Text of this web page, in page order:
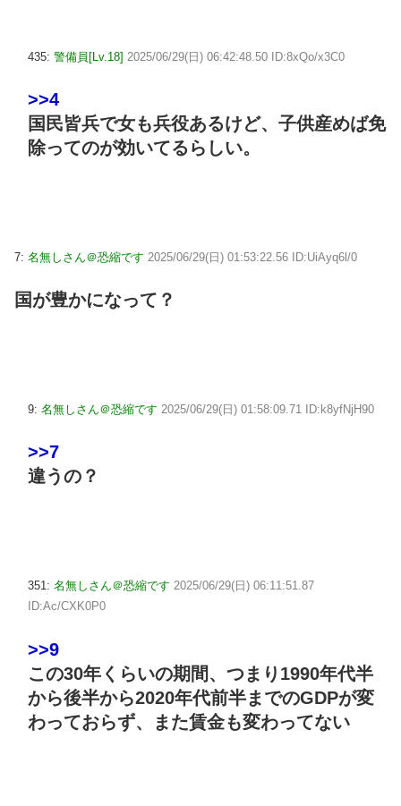
435: 警備員[Lv.18] 2025/06/29(日) 06:42:48.50 ID:8xQo/x3C0
>>4
国民皆兵で女も兵役あるけど、子供産めば免
除ってのが効いてるらしい。
7: 名無しさん＠恐縮です 2025/06/29(日) 01:53:22.56 ID:UiAyq6l/0
国が豊かになって？
9: 名無しさん＠恐縮です 2025/06/29(日) 01:58:09.71 ID:k8yfNjH90
>>7
違うの？
351: 名無しさん＠恐縮です 2025/06/29(日) 06:11:51.87
ID:Ac/CXK0P0
>>9
この30年くらいの期間、つまり1990年代半
から後半から2020年代前半までのGDPが変
わっておらず、また賃金も変わってない